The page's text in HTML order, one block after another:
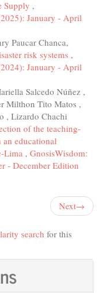
Supply ,
January - April
Paucar Chanca,
risk systems ,
January - April
Salcedo Núñez ,
Milthon Tito Matos ,
, Lizardo Chachi
of the teaching-
an educational
Lima , GnosisWisdom:
- December Edition
Next→
search for this